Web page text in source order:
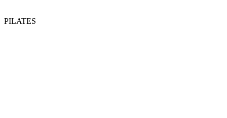
PILATES